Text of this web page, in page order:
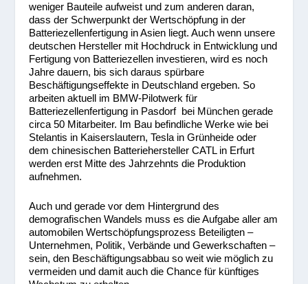
weniger Bauteile aufweist und zum anderen daran,
dass der Schwerpunkt der Wertschöpfung in der
Batteriezellenfertigung in Asien liegt. Auch wenn unsere
deutschen Hersteller mit Hochdruck in Entwicklung und
Fertigung von Batteriezellen investieren, wird es noch
Jahre dauern, bis sich daraus spürbare
Beschäftigungseffekte in Deutschland ergeben. So
arbeiten aktuell im BMW-Pilotwerk für
Batteriezellenfertigung in Pasdorf bei München gerade
circa 50 Mitarbeiter. Im Bau befindliche Werke wie bei
Stelantis in Kaiserslautern, Tesla in Grünheide oder
dem chinesischen Batteriehersteller CATL in Erfurt
werden erst Mitte des Jahrzehnts die Produktion
aufnehmen.
Auch und gerade vor dem Hintergrund des
demografischen Wandels muss es die Aufgabe aller am
automobilen Wertschöpfungsprozess Beteiligten –
Unternehmen, Politik, Verbände und Gewerkschaften –
sein, den Beschäftigungsabbau so weit wie möglich zu
vermeiden und damit auch die Chance für künftiges